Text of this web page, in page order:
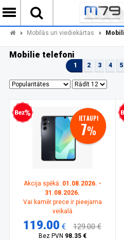
Mobilās un viediekārtas
Mobilie telefoni
1 2 3 4 5
kredīts IETAUPI
7%
Akcija spēkā: 01.08.2026. -
31.08.2026.
Vai kamēr prece ir pieejama
veikalā
119.00 € 129.00 €
Bez PVN 98.35 €